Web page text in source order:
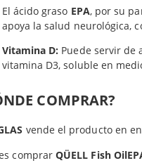
El ácido graso EPA, por su
apoya la salud neurológica,
Vitamina D: Puede servir de
vitamina D3, soluble en
COMPRAR?
vende el producto en
comprarQÜELL Fish
Productos